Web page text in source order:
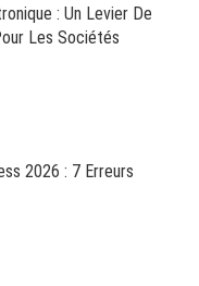
: Un Levier De
Les Sociétés
2026 : 7 Erreurs